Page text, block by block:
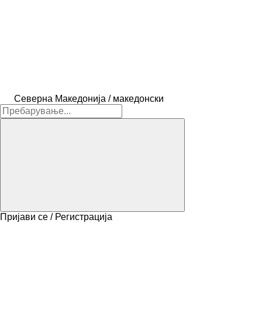
Северна Македонија / македонски
Пријави се / Регистрација